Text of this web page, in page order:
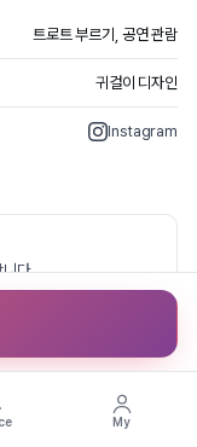
트로트 부르기, 공연 관람
귀걸이 디자인
Instagram
다.
My